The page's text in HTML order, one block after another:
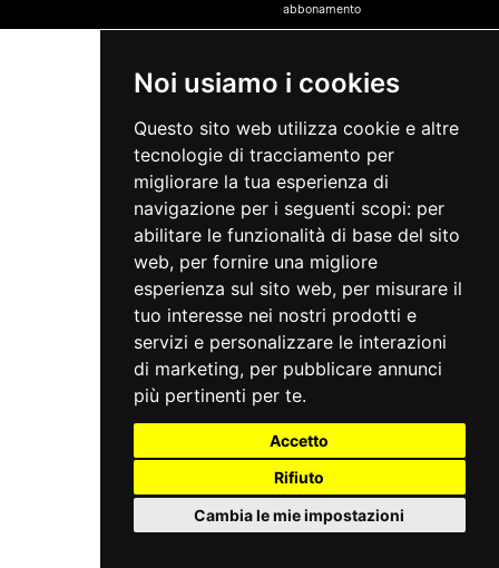
Noi usiamo i cookies
Questo sito web utilizza cookie e altre
tecnologie di tracciamento per
migliorare la tua esperienza di
navigazione per i seguenti scopi: per
abilitare le funzionalità di base del sito
web, per fornire una migliore
esperienza sul sito web, per misurare il
tuo interesse nei nostri prodotti e
servizi e personalizzare le interazioni
di marketing, per pubblicare annunci
più pertinenti per te.
Accetto
Rifiuto
Cambia le mie impostazioni
abbonamento